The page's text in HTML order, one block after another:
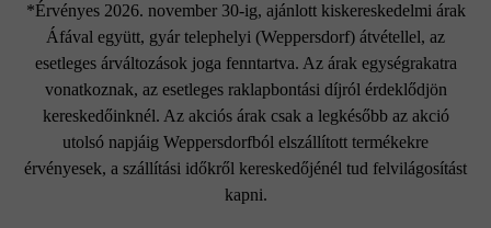
*Érvényes 2026. november 30-ig, ajánlott kiskereskedelmi árak
Áfával együtt, gyár telephelyi (Weppersdorf) átvétellel, az
esetleges árváltozások joga fenntartva. Az árak egységrakatra
vonatkoznak, az esetleges raklapbontási díjról érdeklődjön
kereskedőinknél. Az akciós árak csak a legkésőbb az akció
utolsó napjáig Weppersdorfból elszállított termékekre
érvényesek, a szállítási időkről kereskedőjénél tud felvilágosítást
kapni.